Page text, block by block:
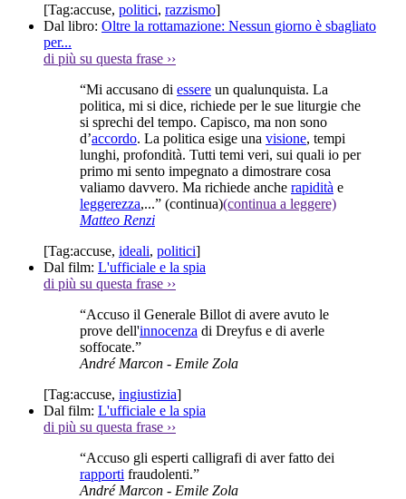
[Tag:accuse, politici, razzismo]
Dal libro: Oltre la rottamazione: Nessun giorno è sbagliato
per...
di più su questa frase ››
“Mi accusano di essere un qualunquista. La
politica, mi si dice, richiede per le sue liturgie che
si sprechi del tempo. Capisco, ma non sono
d’accordo. La politica esige una visione, tempi
lunghi, profondità. Tutti temi veri, sui quali io per
primo mi sento impegnato a dimostrare cosa
valiamo davvero. Ma richiede anche rapidità e
leggerezza,...” (continua)(continua a leggere)
Matteo Renzi
[Tag:accuse, ideali, politici]
Dal film: L'ufficiale e la spia
di più su questa frase ››
“Accuso il Generale Billot di avere avuto le
prove dell'innocenza di Dreyfus e di averle
soffocate.”
André Marcon - Emile Zola
[Tag:accuse, ingiustizia]
Dal film: L'ufficiale e la spia
di più su questa frase ››
“Accuso gli esperti calligrafi di aver fatto dei
rapporti fraudolenti.”
André Marcon - Emile Zola